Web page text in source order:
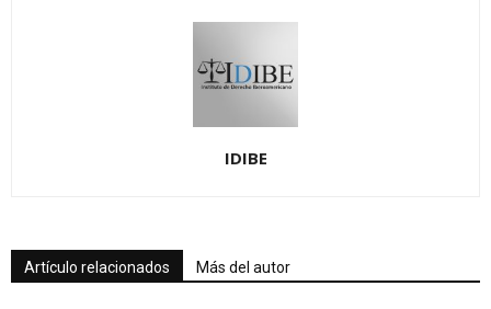
IDIBE
Artículo relacionados Más del autor